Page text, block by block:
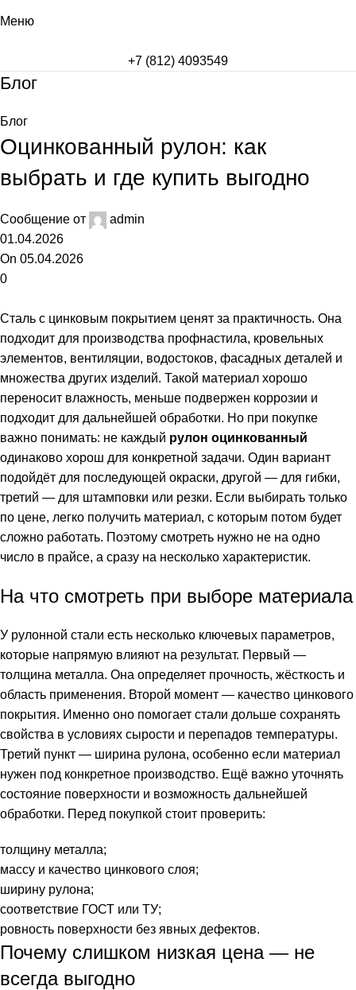
Меню
+7 (812) 4093549
Блог
Блог
Оцинкованный рулон: как
выбрать и где купить выгодно
Сообщение от
admin
01.04.2026
On 05.04.2026
0
Сталь с цинковым покрытием ценят за практичность. Она
подходит для производства профнастила, кровельных
элементов, вентиляции, водостоков, фасадных деталей и
множества других изделий. Такой материал хорошо
переносит влажность, меньше подвержен коррозии и
подходит для дальнейшей обработки. Но при покупке
важно понимать: не каждый рулон оцинкованный
одинаково хорош для конкретной задачи. Один вариант
подойдёт для последующей окраски, другой — для гибки,
третий — для штамповки или резки. Если выбирать только
по цене, легко получить материал, с которым потом будет
сложно работать. Поэтому смотреть нужно не на одно
число в прайсе, а сразу на несколько характеристик.
На что смотреть при выборе материала
У рулонной стали есть несколько ключевых параметров,
которые напрямую влияют на результат. Первый —
толщина металла. Она определяет прочность, жёсткость и
область применения. Второй момент — качество цинкового
покрытия. Именно оно помогает стали дольше сохранять
свойства в условиях сырости и перепадов температуры.
Третий пункт — ширина рулона, особенно если материал
нужен под конкретное производство. Ещё важно уточнять
состояние поверхности и возможность дальнейшей
обработки. Перед покупкой стоит проверить:
толщину металла;
массу и качество цинкового слоя;
ширину рулона;
соответствие ГОСТ или ТУ;
ровность поверхности без явных дефектов.
Почему слишком низкая цена — не
всегда выгодно